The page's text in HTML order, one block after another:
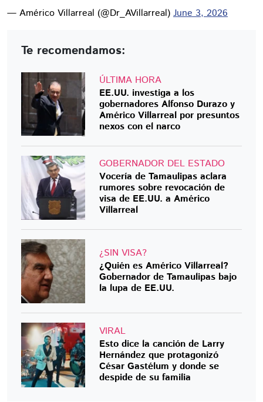
— Américo Villarreal (@Dr_AVillarreal) June 3, 2026
Te recomendamos:
ÚLTIMA HORA
EE.UU. investiga a los
gobernadores Alfonso Durazo y
Américo Villarreal por presuntos
nexos con el narco
GOBERNADOR DEL ESTADO
Vocería de Tamaulipas aclara
rumores sobre revocación de
visa de EE.UU. a Américo
Villarreal
¿SIN VISA?
¿Quién es Américo Villarreal?
Gobernador de Tamaulipas bajo
la lupa de EE.UU.
VIRAL
Esto dice la canción de Larry
Hernández que protagonizó
César Gastélum y donde se
despide de su familia